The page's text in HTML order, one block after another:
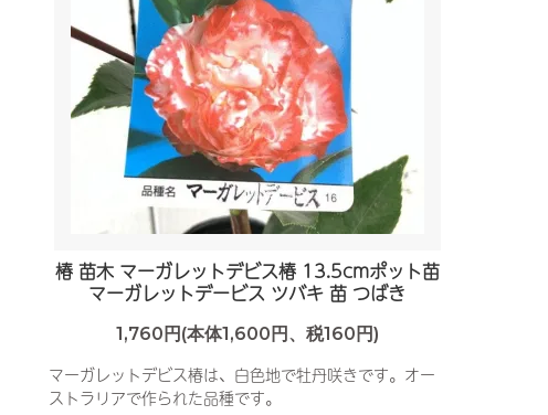
椿 苗木 マーガレットデビス椿 13.5cmポット苗
マーガレットデービス ツバキ 苗 つばき
1,760円(本体1,600円、税160円)
マーガレットデビス椿は、白色地で牡丹咲きです。オー
ストラリアで作られた品種です。